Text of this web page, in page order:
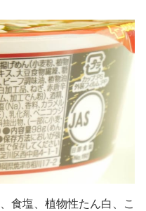
食塩、植物性たん白、こ